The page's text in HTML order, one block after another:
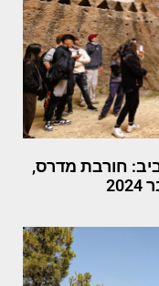
חורבת מדרס,